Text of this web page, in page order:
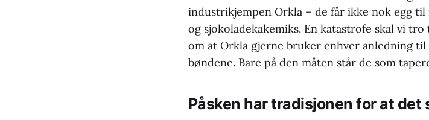
industrikjempen Orkla – de får ikke nok egg
og sjokoladekakemiks. En katastrofe skal vi
om at Orkla gjerne bruker enhver anledning
bøndene. Bare på den måten står de som
Påsken har tradisjonen for at det